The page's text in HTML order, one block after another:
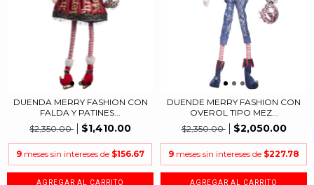
DUENDA MERRY FASHION CON
FALDA Y PATINES...
$2,350.00
$1,410.00
9 meses sin intereses de $156.67
DUENDE MERRY FASHION CON
OVEROL TIPO MEZ...
$2,350.00
$2,050.00
9 meses sin intereses de $227.78